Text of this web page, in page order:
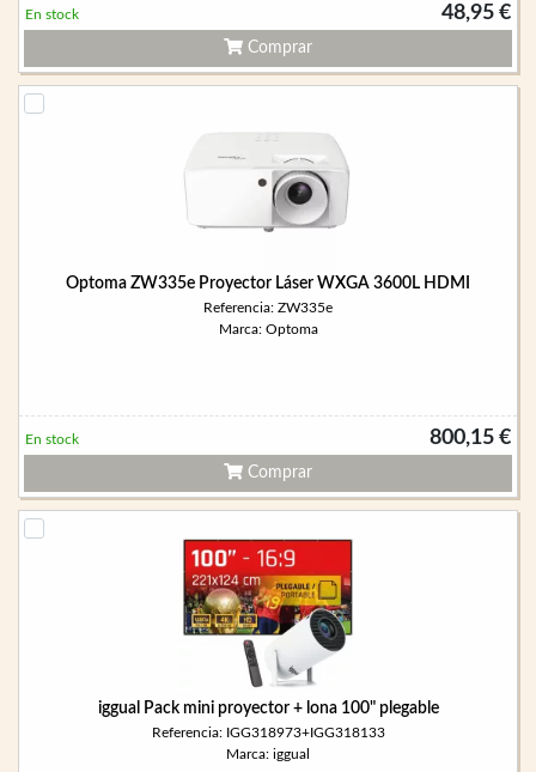
48,95 €
En stock
Comprar
Optoma ZW335e Proyector Láser WXGA 3600L HDMI
Referencia: ZW335e
Marca: Optoma
800,15 €
En stock
Comprar
iggual Pack mini proyector + lona 100" plegable
Referencia: IGG318973+IGG318133
Marca: iggual